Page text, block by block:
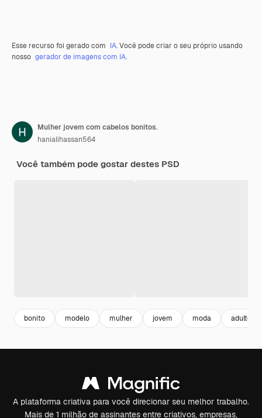
Esse recurso foi gerado com IA. Você pode criar o seu próprio usando
nosso gerador de imagens com IA.
Mulher jovem com cabelos bonitos.
hanialihassan564
Você também pode gostar destes PSD
bonito modelo mulher jovem moda adulto
A plataforma criativa para você direcionar seu melhor trabalho.
Mais de 1 milhão de assinantes entre criativos, empresas,